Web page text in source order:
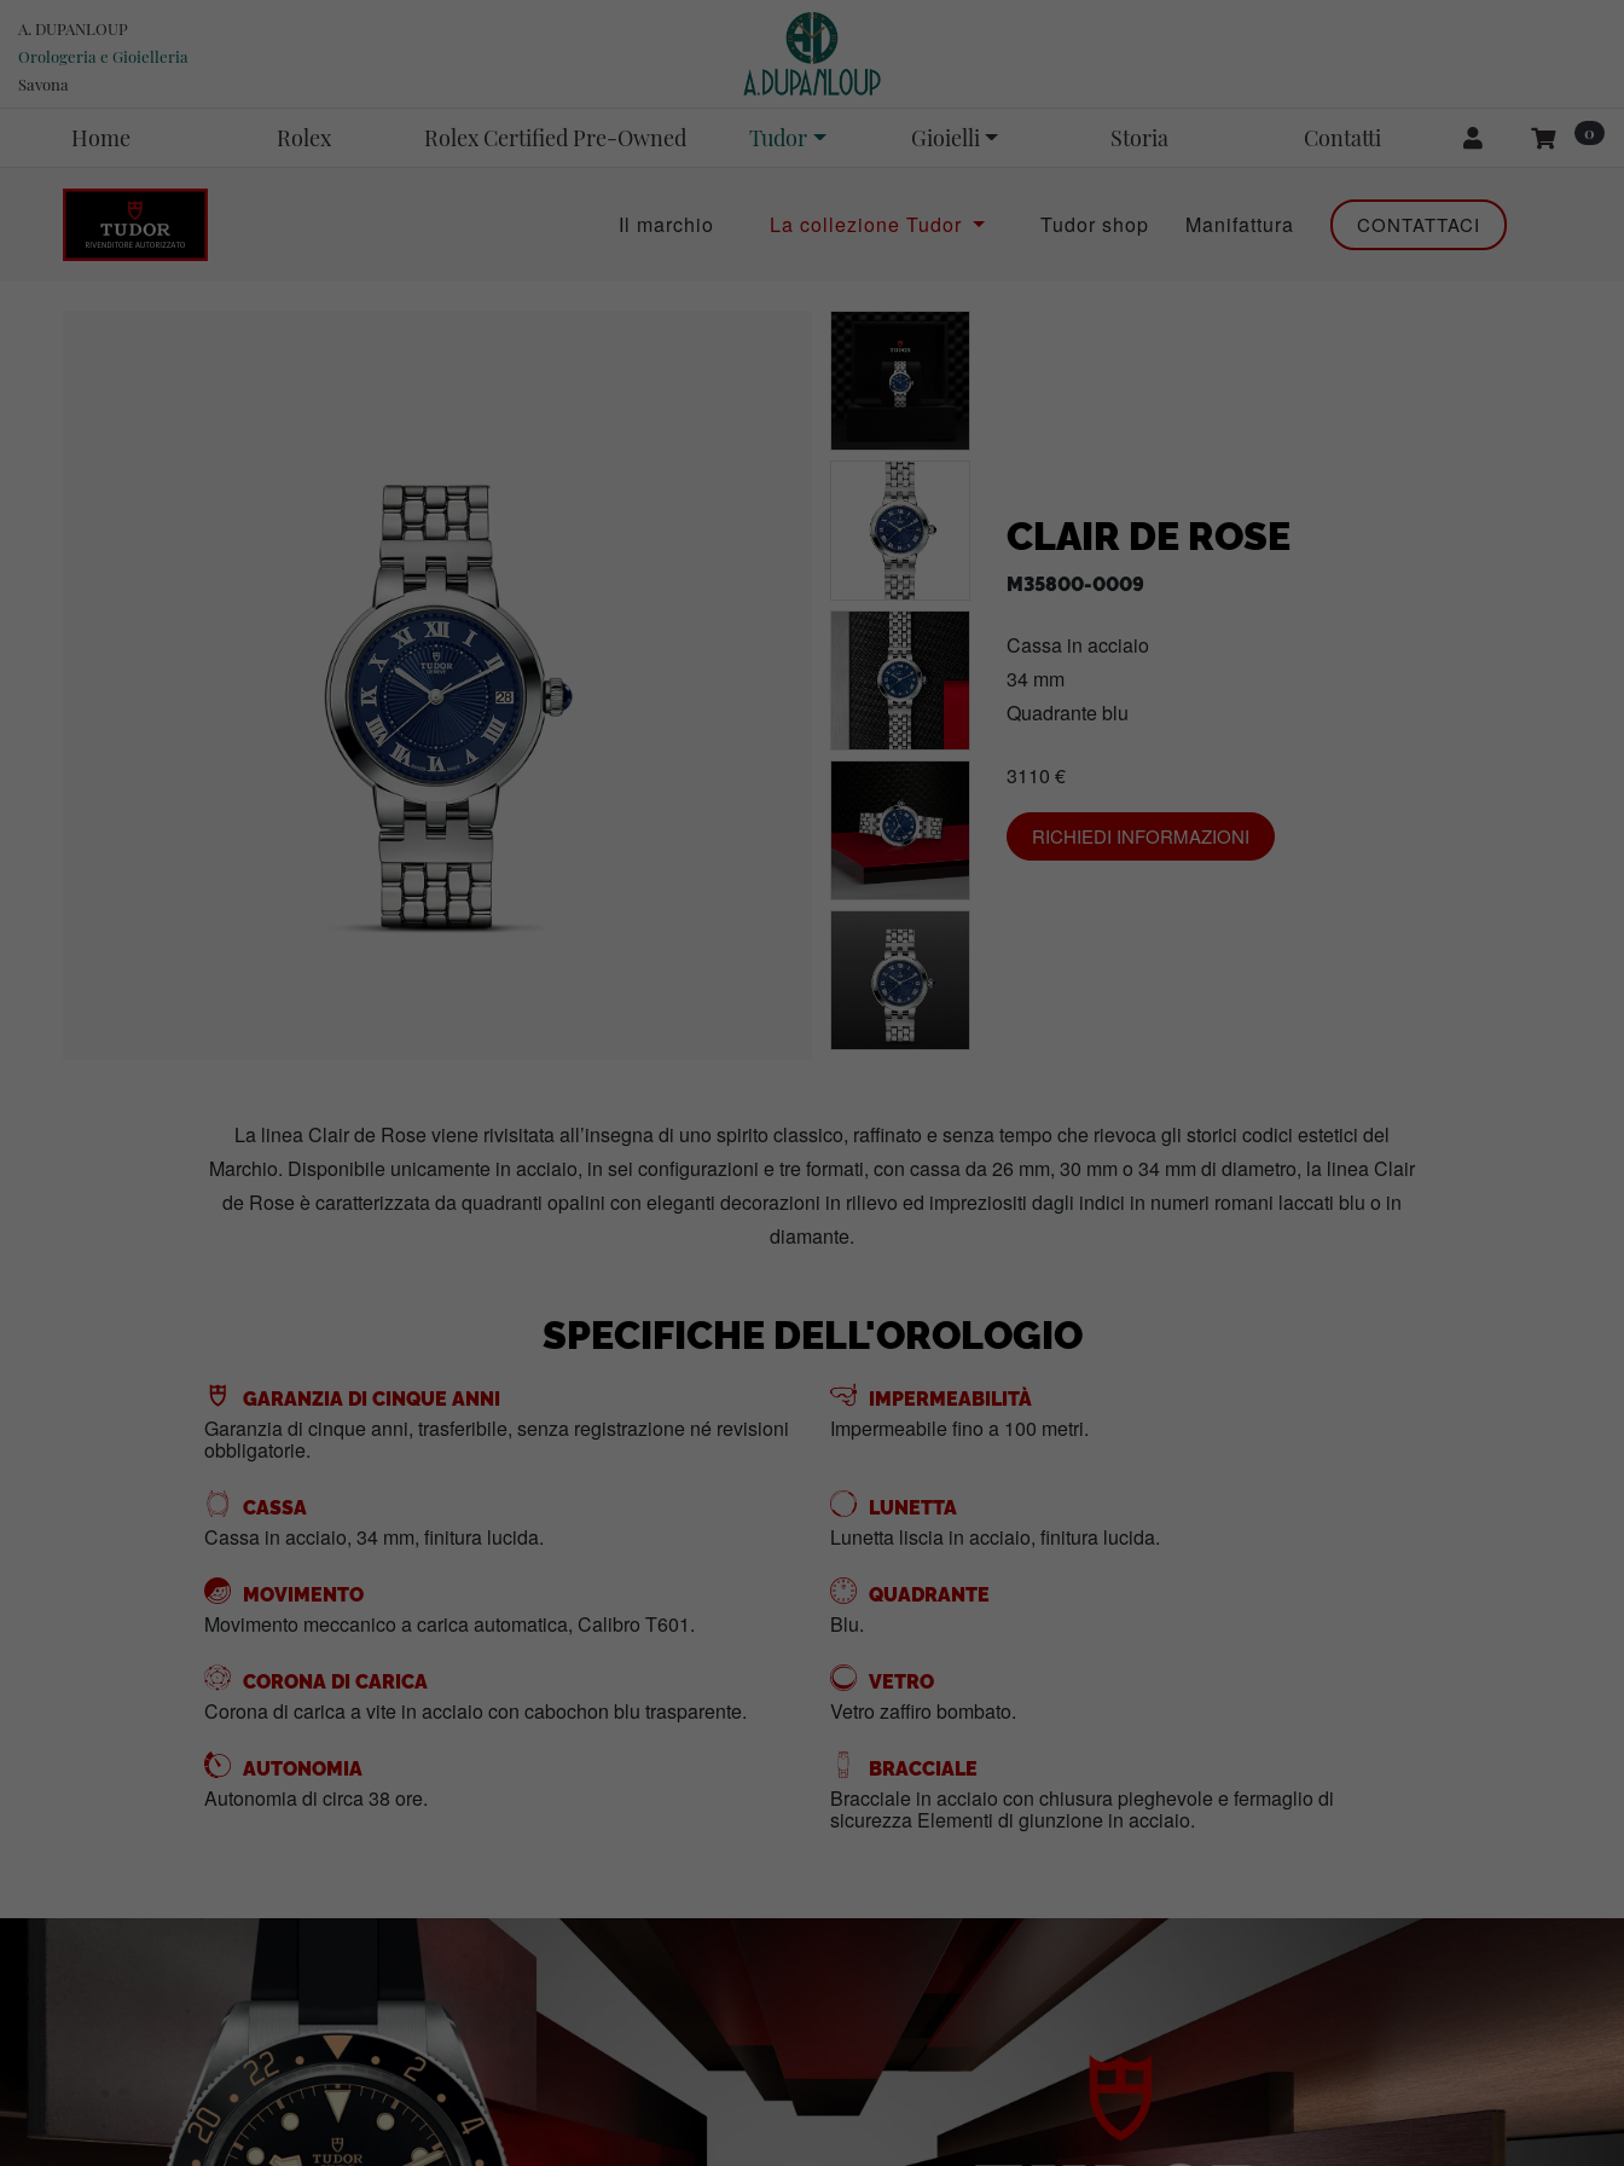
A. DUPANLOUP
Orologeria e Gioielleria
Savona
Home Rolex Rolex Certified Pre-Owned Tudor Gioielli Storia Contatti 0
Il marchio La collezione Tudor Tudor shop Manifattura CONTATTACI
CLAIR DE ROSE
M35800-0009
Cassa in acciaio
34 mm
Quadrante blu
3110 €
RICHIEDI INFORMAZIONI
La linea Clair de Rose viene rivisitata all’insegna di uno spirito classico, raffinato e senza tempo che rievoca gli storici codici estetici del
Marchio. Disponibile unicamente in acciaio, in sei configurazioni e tre formati, con cassa da 26 mm, 30 mm o 34 mm di diametro, la linea Clair
de Rose è caratterizzata da quadranti opalini con eleganti decorazioni in rilievo ed impreziositi dagli indici in numeri romani laccati blu o in
diamante.
SPECIFICHE DELL'OROLOGIO
GARANZIA DI CINQUE ANNI
Garanzia di cinque anni, trasferibile, senza registrazione né revisioni
obbligatorie.
IMPERMEABILITÀ
Impermeabile fino a 100 metri.
CASSA
Cassa in acciaio, 34 mm, finitura lucida.
LUNETTA
Lunetta liscia in acciaio, finitura lucida.
MOVIMENTO
Movimento meccanico a carica automatica, Calibro T601.
QUADRANTE
Blu.
CORONA DI CARICA
Corona di carica a vite in acciaio con cabochon blu trasparente.
VETRO
Vetro zaffiro bombato.
AUTONOMIA
Autonomia di circa 38 ore.
BRACCIALE
Bracciale in acciaio con chiusura pieghevole e fermaglio di
sicurezza Elementi di giunzione in acciaio.